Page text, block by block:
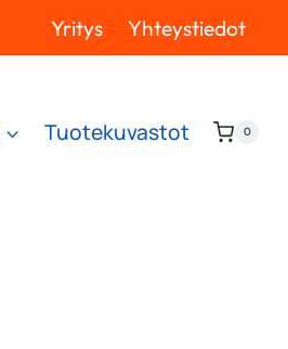
Yritys Yhteystiedot
Tuotekuvastot 0